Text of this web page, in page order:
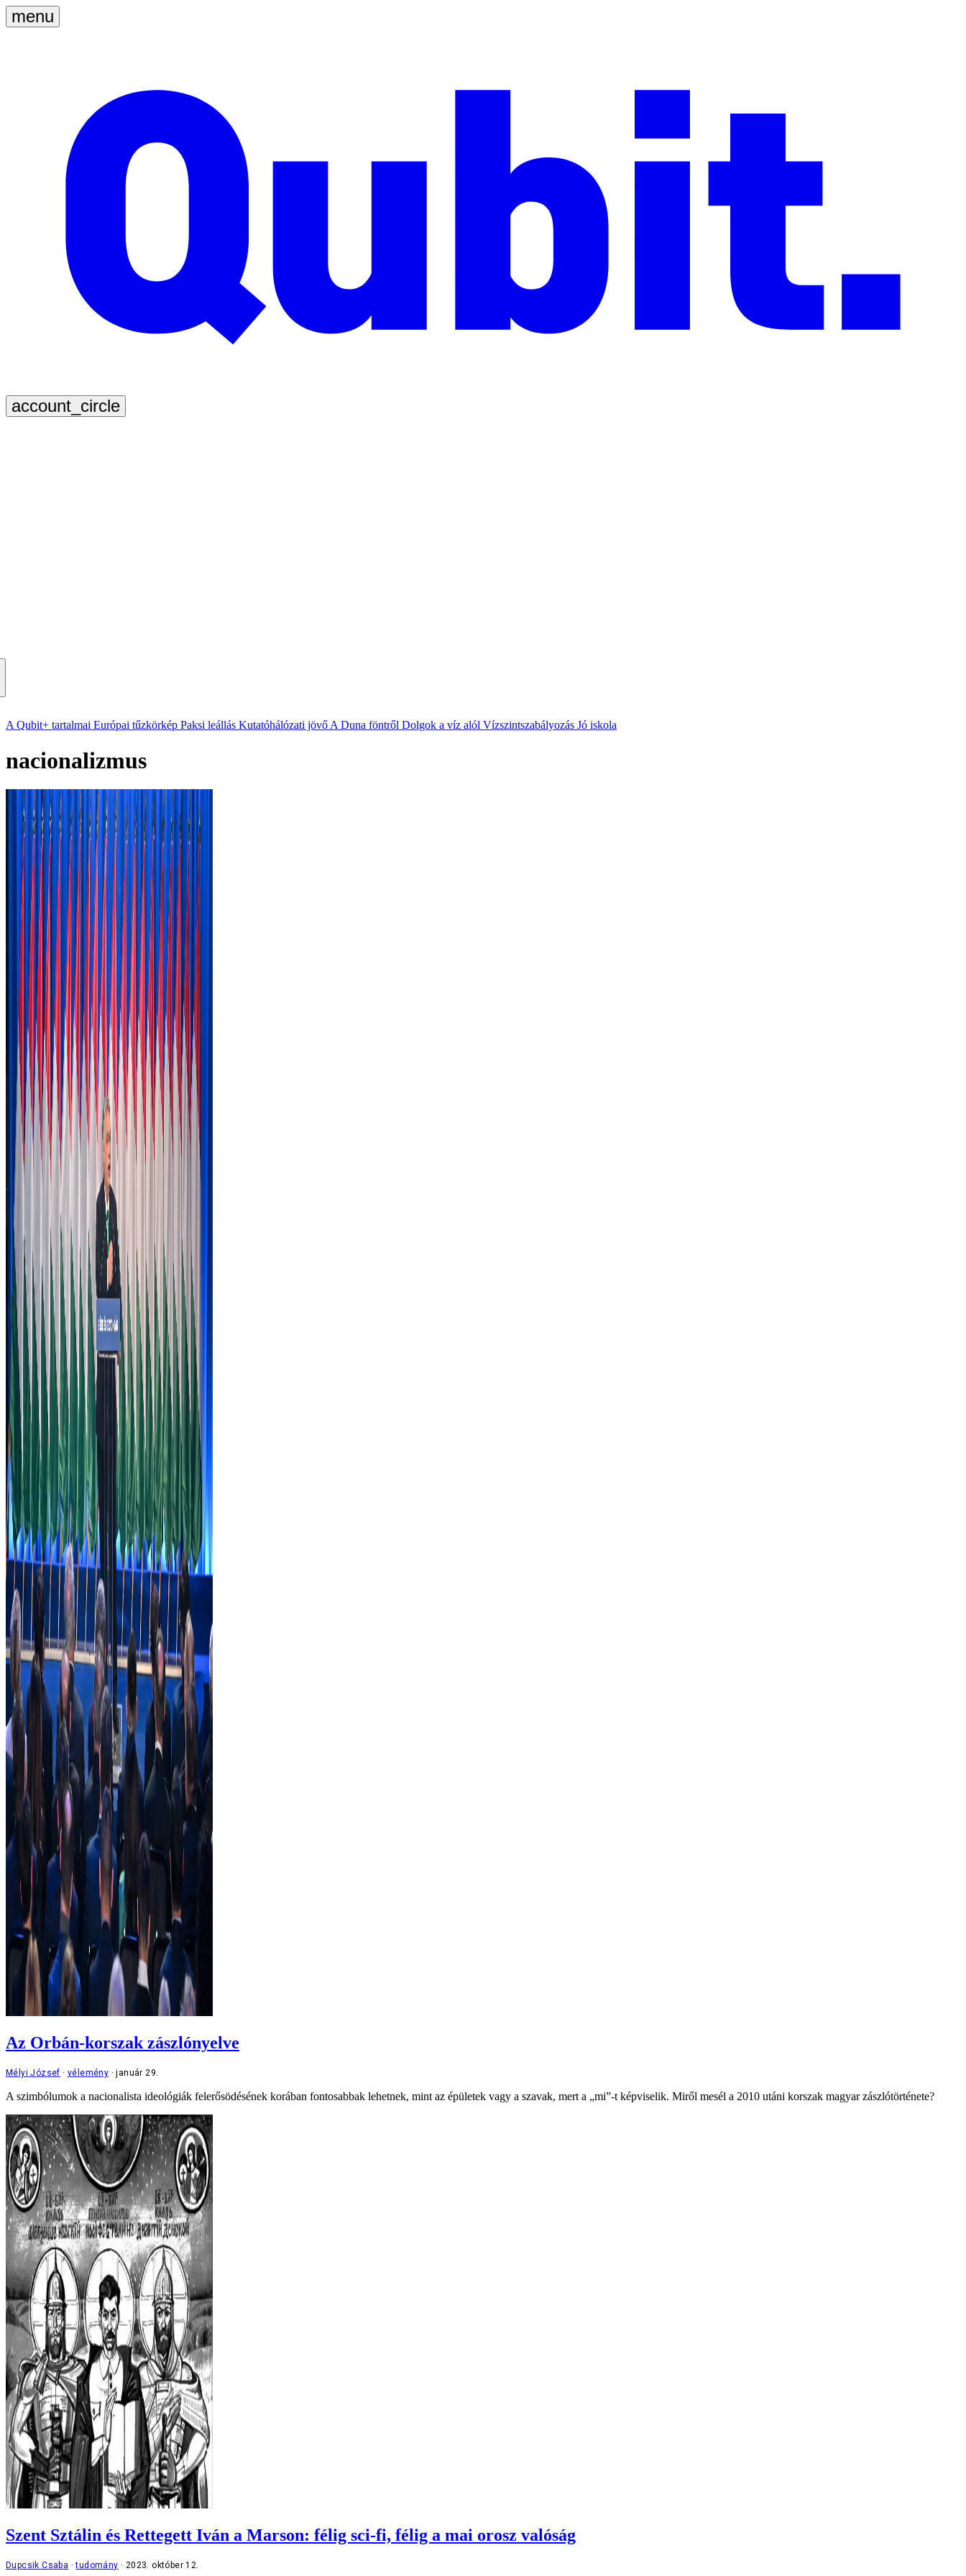
A Qubit+ tartalmai Európai tűzkörkép Paksi leállás Kutatóhálózati jövő A Duna föntről Dolgok a víz alól Vízszintszabályozás Jó iskola
nacionalizmus
Az Orbán-korszak zászlónyelve
Mélyi József vélemény január 29.
A szimbólumok a nacionalista ideológiák felerősödésének korában fontosabbak lehetnek, mint az épületek vagy a szavak, mert a „mi”-t képviselik. Miről mesél a 2010 utáni korszak magyar zászlótörténete?
Szent Sztálin és Rettegett Iván a Marson: félig sci-fi, félig a mai orosz valóság
Dupcsik Csaba tudomány 2023. október 12.